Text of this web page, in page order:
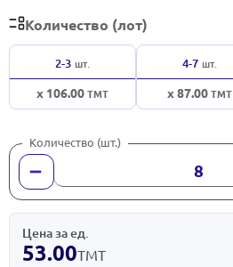
Количество (лот)
2-3 шт.
x 106.00ТМТ
4-7 шт.
x 87.00ТМТ
Количество (шт.)
Цена за ед.
53.00ТМТ